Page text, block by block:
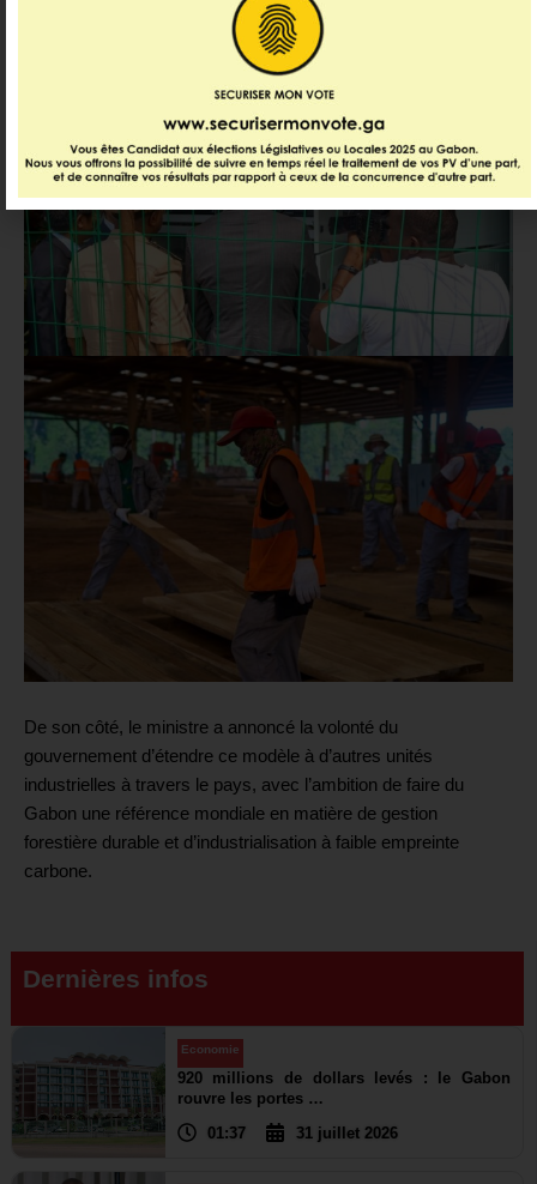
De son côté, le ministre a annoncé la volonté du
gouvernement d’étendre ce modèle à d’autres unités
industrielles à travers le pays, avec l’ambition de faire du
Gabon une référence mondiale en matière de gestion
forestière durable et d’industrialisation à faible empreinte
carbone.
Dernières infos
Economie
920 millions de dollars levés : le Gabon
rouvre les portes …
01:37
31 juillet 2026